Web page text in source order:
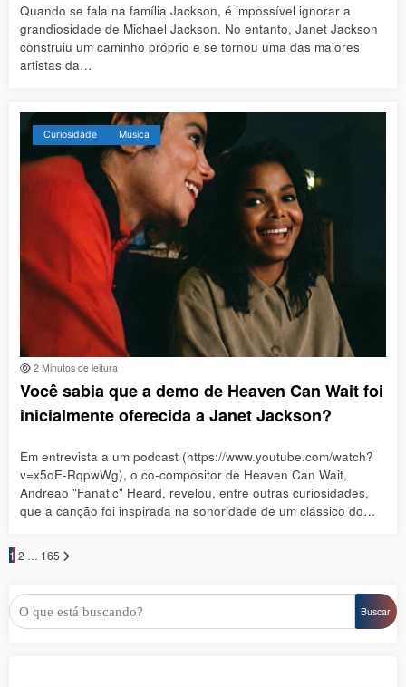
Quando se fala na família Jackson, é impossível ignorar a
grandiosidade de Michael Jackson. No entanto, Janet Jackson
construiu um caminho próprio e se tornou uma das maiores
artistas da…
Curiosidade Música
2 Minutos de leitura
Você sabia que a demo de Heaven Can Wait foi
inicialmente oferecida a Janet Jackson?
Em entrevista a um podcast (https://www.youtube.com/watch?
v=x5oE-RqpwWg), o co-compositor de Heaven Can Wait,
Andreao "Fanatic" Heard, revelou, entre outras curiosidades,
que a canção foi inspirada na sonoridade de um clássico do…
Paginação
1 2 … 165
Pesquisar Buscar